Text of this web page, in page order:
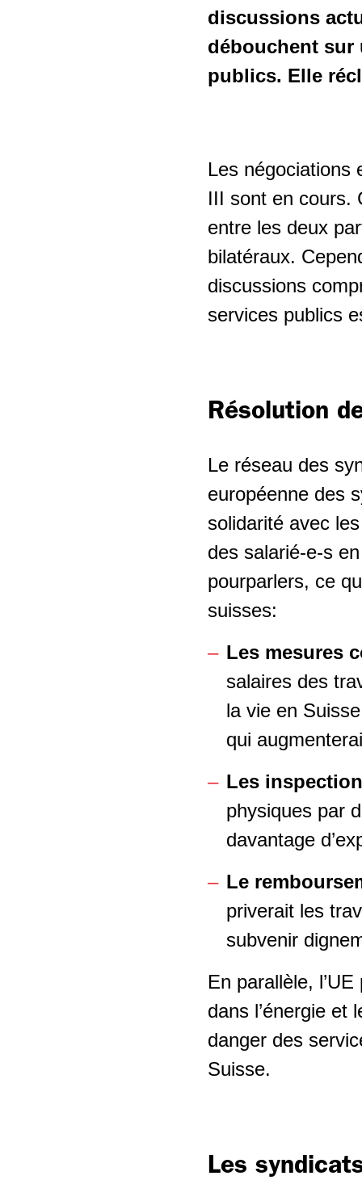
Politique du climat -
reconversion écosociale
Relations Suisse-UE
discussions
débouchent sur
publics. Elle
Les négociations
III sont en cours.
entre les deux
bilatéraux.
discussions
services publics
Résolution
Le réseau des
européenne des
solidarité avec
des salarié-e-s
pourparlers, ce
suisses:
Les mesures
salaires des
la vie en
qui
Les
physiques par
davantage
Le
priverait les
subvenir
En parallèle,
dans l’énergie et
danger des
Suisse.
Les